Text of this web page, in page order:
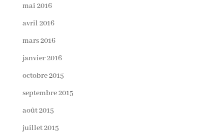
mai 2016
avril 2016
mars 2016
janvier 2016
octobre 2015
septembre 2015
août 2015
juillet 2015